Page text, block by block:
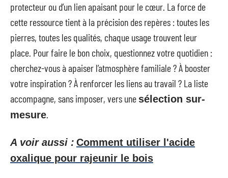
protecteur ou d’un lien apaisant pour le cœur. La force de
cette ressource tient à la précision des repères : toutes les
pierres, toutes les qualités, chaque usage trouvent leur
place. Pour faire le bon choix, questionnez votre quotidien :
cherchez-vous à apaiser l’atmosphère familiale ? À booster
votre inspiration ? À renforcer les liens au travail ? La liste
accompagne, sans imposer, vers une sélection sur-
mesure.
A voir aussi : Comment utiliser l'acide
oxalique pour rajeunir le bois